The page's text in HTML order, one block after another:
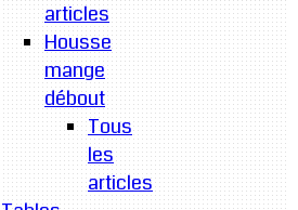
articles
Housse
mange
débout
Tous
les
articles